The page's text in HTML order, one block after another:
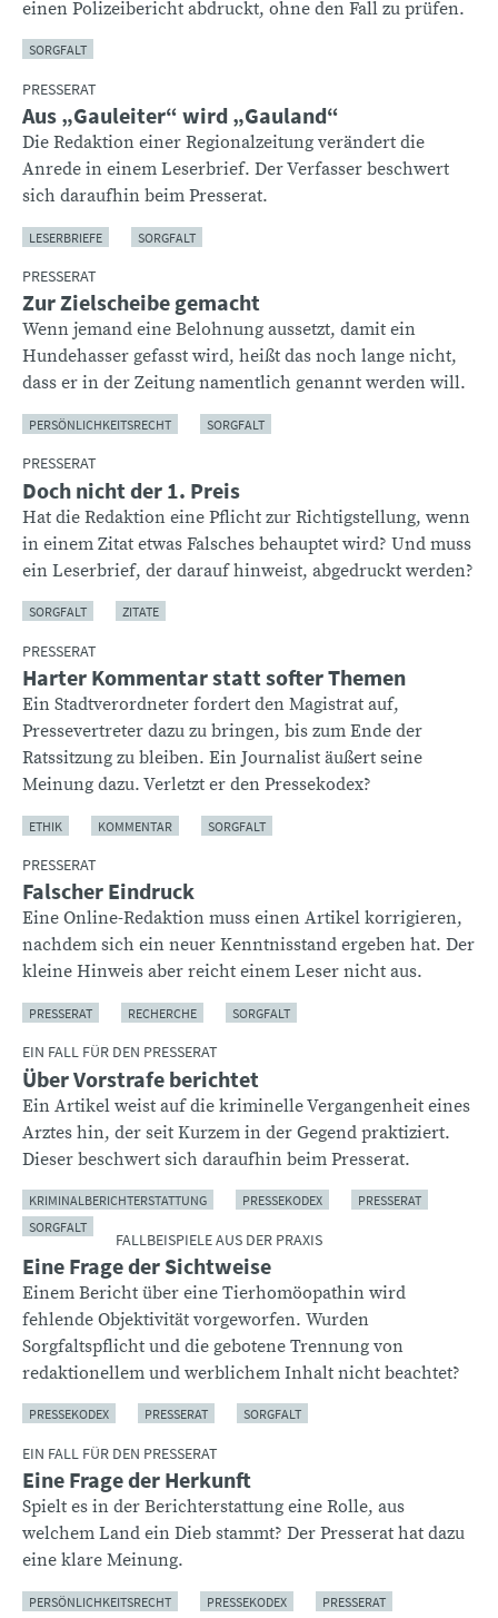
einen Polizeibericht abdruckt, ohne den Fall zu prüfen.
SORGFALT
PRESSERAT
Aus „Gauleiter“ wird „Gauland“
Die Redaktion einer Regionalzeitung verändert die
Anrede in einem Leserbrief. Der Verfasser beschwert
sich daraufhin beim Presserat.
LESERBRIEFE SORGFALT
PRESSERAT
Zur Zielscheibe gemacht
Wenn jemand eine Belohnung aussetzt, damit ein
Hundehasser gefasst wird, heißt das noch lange nicht,
dass er in der Zeitung namentlich genannt werden will.
PERSÖNLICHKEITSRECHT SORGFALT
PRESSERAT
Doch nicht der 1. Preis
Hat die Redaktion eine Pflicht zur Richtigstellung, wenn
in einem Zitat etwas Falsches behauptet wird? Und muss
ein Leserbrief, der darauf hinweist, abgedruckt werden?
SORGFALT ZITATE
PRESSERAT
Harter Kommentar statt softer Themen
Ein Stadtverordneter fordert den Magistrat auf,
Pressevertreter dazu zu bringen, bis zum Ende der
Ratssitzung zu bleiben. Ein Journalist äußert seine
Meinung dazu. Verletzt er den Pressekodex?
ETHIK KOMMENTAR SORGFALT
PRESSERAT
Falscher Eindruck
Eine Online-Redaktion muss einen Artikel korrigieren,
nachdem sich ein neuer Kenntnisstand ergeben hat. Der
kleine Hinweis aber reicht einem Leser nicht aus.
PRESSERAT RECHERCHE SORGFALT
EIN FALL FÜR DEN PRESSERAT
Über Vorstrafe berichtet
Ein Artikel weist auf die kriminelle Vergangenheit eines
Arztes hin, der seit Kurzem in der Gegend praktiziert.
Dieser beschwert sich daraufhin beim Presserat.
KRIMINALBERICHTERSTATTUNG PRESSEKODEX
PRESSERAT
SORGFALT
FALLBEISPIELE AUS DER PRAXIS
Eine Frage der Sichtweise
Einem Bericht über eine Tierhomöopathin wird
fehlende Objektivität vorgeworfen. Wurden
Sorgfaltspflicht und die gebotene Trennung von
redaktionellem und werblichem Inhalt nicht beachtet?
PRESSEKODEX PRESSERAT SORGFALT
EIN FALL FÜR DEN PRESSERAT
Eine Frage der Herkunft
Spielt es in der Berichterstattung eine Rolle, aus
welchem Land ein Dieb stammt? Der Presserat hat dazu
eine klare Meinung.
PERSÖNLICHKEITSRECHT PRESSEKODEX
PRESSERAT